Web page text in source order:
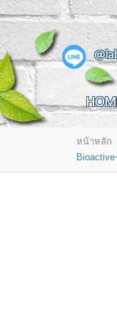
สินค้าที่สนใจ
HOME
PRODUCT
HOW TO ORDER
CONTACT US
หน้าหลัก